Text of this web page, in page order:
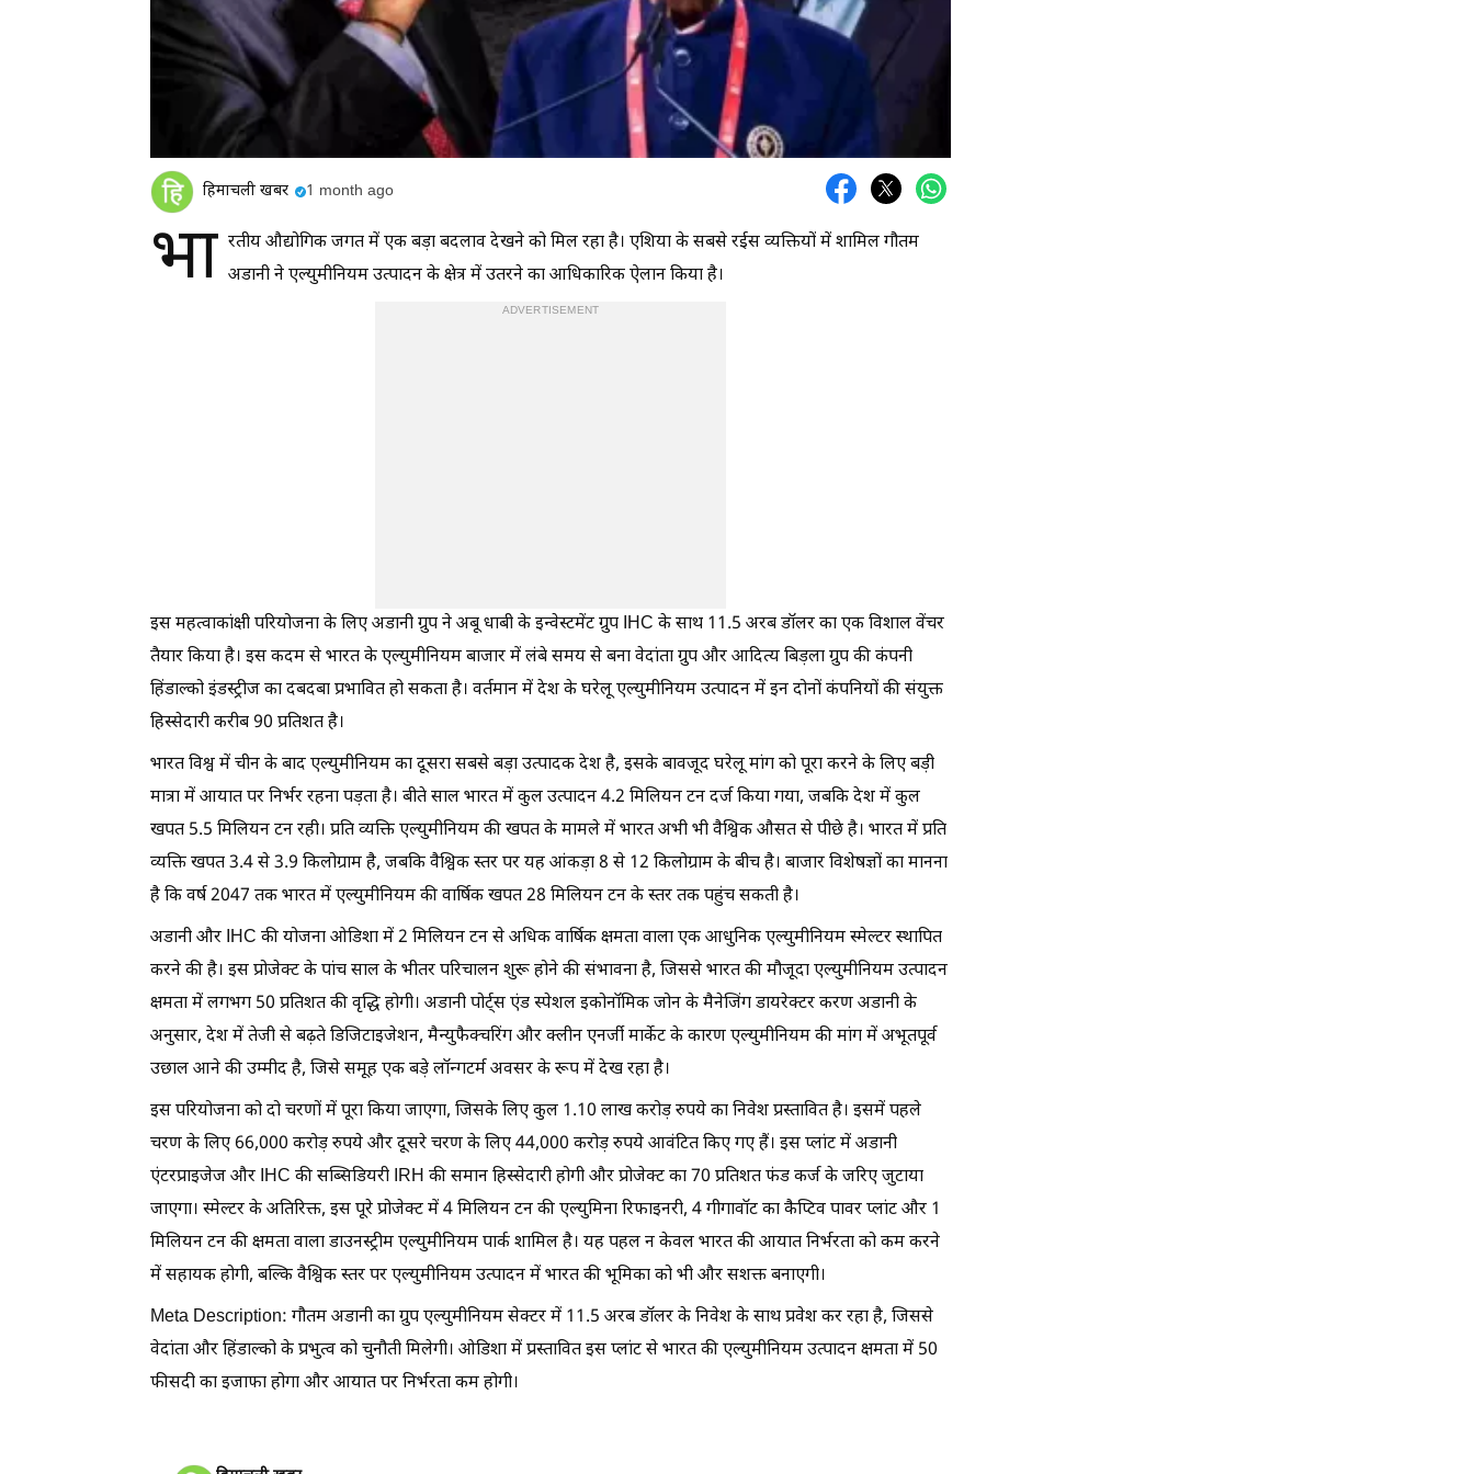
हिमाचली खबर 1 month ago
भा रतीय औद्योगिक जगत में एक बड़ा बदलाव देखने को मिल रहा है। एशिया के सबसे रईस व्यक्तियों में शामिल गौतम
अडानी ने एल्युमीनियम उत्पादन के क्षेत्र में उतरने का आधिकारिक ऐलान किया है।
ADVERTISEMENT
इस महत्वाकांक्षी परियोजना के लिए अडानी ग्रुप ने अबू धाबी के इन्वेस्टमेंट ग्रुप IHC के साथ 11.5 अरब डॉलर का एक विशाल वेंचर
तैयार किया है। इस कदम से भारत के एल्युमीनियम बाजार में लंबे समय से बना वेदांता ग्रुप और आदित्य बिड़ला ग्रुप की कंपनी
हिंडाल्को इंडस्ट्रीज का दबदबा प्रभावित हो सकता है। वर्तमान में देश के घरेलू एल्युमीनियम उत्पादन में इन दोनों कंपनियों की संयुक्त
हिस्सेदारी करीब 90 प्रतिशत है।
भारत विश्व में चीन के बाद एल्युमीनियम का दूसरा सबसे बड़ा उत्पादक देश है, इसके बावजूद घरेलू मांग को पूरा करने के लिए बड़ी
मात्रा में आयात पर निर्भर रहना पड़ता है। बीते साल भारत में कुल उत्पादन 4.2 मिलियन टन दर्ज किया गया, जबकि देश में कुल
खपत 5.5 मिलियन टन रही। प्रति व्यक्ति एल्युमीनियम की खपत के मामले में भारत अभी भी वैश्विक औसत से पीछे है। भारत में प्रति
व्यक्ति खपत 3.4 से 3.9 किलोग्राम है, जबकि वैश्विक स्तर पर यह आंकड़ा 8 से 12 किलोग्राम के बीच है। बाजार विशेषज्ञों का मानना
है कि वर्ष 2047 तक भारत में एल्युमीनियम की वार्षिक खपत 28 मिलियन टन के स्तर तक पहुंच सकती है।
अडानी और IHC की योजना ओडिशा में 2 मिलियन टन से अधिक वार्षिक क्षमता वाला एक आधुनिक एल्युमीनियम स्मेल्टर स्थापित
करने की है। इस प्रोजेक्ट के पांच साल के भीतर परिचालन शुरू होने की संभावना है, जिससे भारत की मौजूदा एल्युमीनियम उत्पादन
क्षमता में लगभग 50 प्रतिशत की वृद्धि होगी। अडानी पोर्ट्स एंड स्पेशल इकोनॉमिक जोन के मैनेजिंग डायरेक्टर करण अडानी के
अनुसार, देश में तेजी से बढ़ते डिजिटाइजेशन, मैन्युफैक्चरिंग और क्लीन एनर्जी मार्केट के कारण एल्युमीनियम की मांग में अभूतपूर्व
उछाल आने की उम्मीद है, जिसे समूह एक बड़े लॉन्गटर्म अवसर के रूप में देख रहा है।
इस परियोजना को दो चरणों में पूरा किया जाएगा, जिसके लिए कुल 1.10 लाख करोड़ रुपये का निवेश प्रस्तावित है। इसमें पहले
चरण के लिए 66,000 करोड़ रुपये और दूसरे चरण के लिए 44,000 करोड़ रुपये आवंटित किए गए हैं। इस प्लांट में अडानी
एंटरप्राइजेज और IHC की सब्सिडियरी IRH की समान हिस्सेदारी होगी और प्रोजेक्ट का 70 प्रतिशत फंड कर्ज के जरिए जुटाया
जाएगा। स्मेल्टर के अतिरिक्त, इस पूरे प्रोजेक्ट में 4 मिलियन टन की एल्युमिना रिफाइनरी, 4 गीगावॉट का कैप्टिव पावर प्लांट और 1
मिलियन टन की क्षमता वाला डाउनस्ट्रीम एल्युमीनियम पार्क शामिल है। यह पहल न केवल भारत की आयात निर्भरता को कम करने
में सहायक होगी, बल्कि वैश्विक स्तर पर एल्युमीनियम उत्पादन में भारत की भूमिका को भी और सशक्त बनाएगी।
Meta Description: गौतम अडानी का ग्रुप एल्युमीनियम सेक्टर में 11.5 अरब डॉलर के निवेश के साथ प्रवेश कर रहा है, जिससे
वेदांता और हिंडाल्को के प्रभुत्व को चुनौती मिलेगी। ओडिशा में प्रस्तावित इस प्लांट से भारत की एल्युमीनियम उत्पादन क्षमता में 50
फीसदी का इजाफा होगा और आयात पर निर्भरता कम होगी।